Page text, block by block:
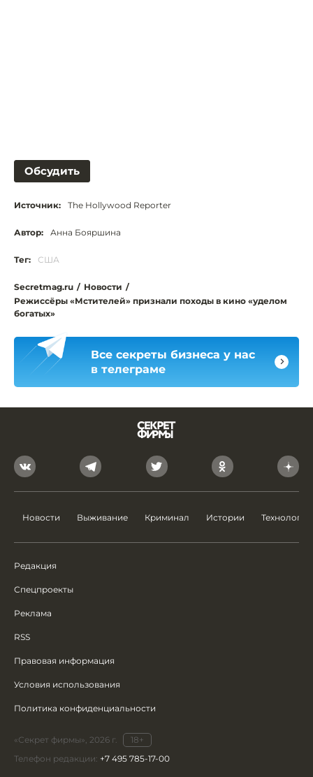
Обсудить
Источник: The Hollywood Reporter
Автор: Анна Бояршина
Тег: США
Secretmag.ru / Новости /
Режиссёры «Мстителей» признали походы в кино «уделом
богатых»
Все секреты бизнеса у нас
в телеграме
Новости Выживание Криминал Истории Технологии
Редакция
Спецпроекты
Реклама
RSS
Правовая информация
Условия использования
Политика конфиденциальности
«Секрет фирмы», 2026 г.
18+
Телефон редакции: +7 495 785-17-00